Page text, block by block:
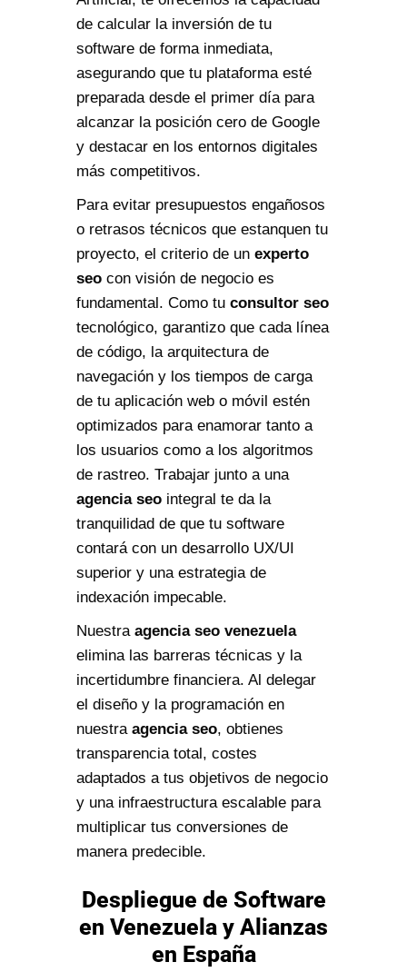
de calcular la inversión de tu
software de forma inmediata,
asegurando que tu plataforma esté
preparada desde el primer día para
alcanzar la posición cero de Google
y destacar en los entornos digitales
más competitivos.
Para evitar presupuestos engañosos
o retrasos técnicos que estanquen tu
proyecto, el criterio de un experto
seo con visión de negocio es
fundamental. Como tu consultor seo
tecnológico, garantizo que cada línea
de código, la arquitectura de
navegación y los tiempos de carga
de tu aplicación web o móvil estén
optimizados para enamorar tanto a
los usuarios como a los algoritmos
de rastreo. Trabajar junto a una
agencia seo integral te da la
tranquilidad de que tu software
contará con un desarrollo UX/UI
superior y una estrategia de
indexación impecable.
Nuestra agencia seo venezuela
elimina las barreras técnicas y la
incertidumbre financiera. Al delegar
el diseño y la programación en
nuestra agencia seo, obtienes
transparencia total, costes
adaptados a tus objetivos de negocio
y una infraestructura escalable para
multiplicar tus conversiones de
manera predecible.
Despliegue de Software
en Venezuela y Alianzas
en España